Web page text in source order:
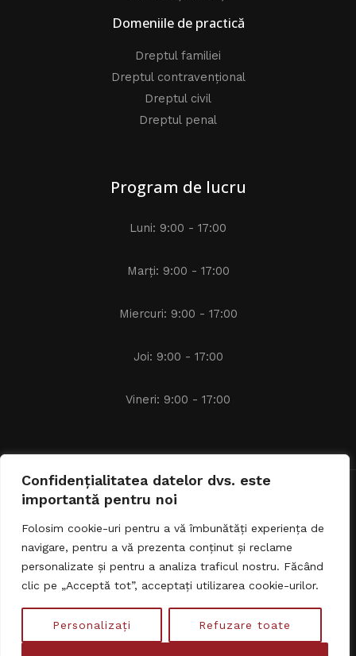
Confidențialitatea datelor dvs. este
importantă pentru noi
Folosim cookie-uri pentru a vă îmbunătăți experiența de
navigare, pentru a vă prezenta conținut și reclame
personalizate și pentru a analiza traficul nostru. Făcând
clic pe „Acceptă tot”, acceptați utilizarea cookie-urilor.
Personalizați Refuzare toate
Domeniile de practică
Dreptul familiei
Dreptul contravențional
Dreptul civil
Dreptul penal
Program de lucru
Luni: 9:00 - 17:00
Marți: 9:00 - 17:00
Miercuri: 9:00 - 17:00
Joi: 9:00 - 17:00
Vineri: 9:00 - 17:00
Avocat Alexandru IACOB © 2024 - 2026 | Toate drepturile